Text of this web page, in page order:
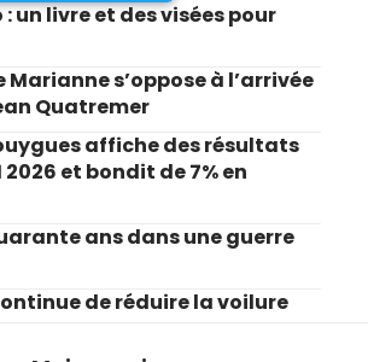
un livre et des visées pour
Marianne s’oppose à l’arrivée
Quatremer
affiche des résultats
2026 et bondit de 7% en
ans dans une guerre
de réduire la voilure